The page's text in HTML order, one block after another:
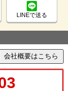
LINEで送る
会社概要はこちら